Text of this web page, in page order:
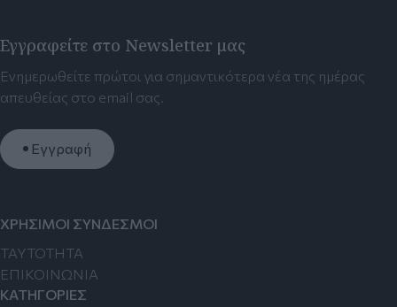
Εγγραφείτε στο Newsletter μας
Ενημερωθείτε πρώτοι για σημαντικότερα νέα της ημέρας
απευθείας στο email σας.
Εγγραφή
ΧΡΗΣΙΜΟΙ ΣΥΝΔΕΣΜΟΙ
TAYTOTHTA
ΕΠΙΚΟΙΝΩΝΙΑ
ΚΑΤΗΓΟΡΙΕΣ